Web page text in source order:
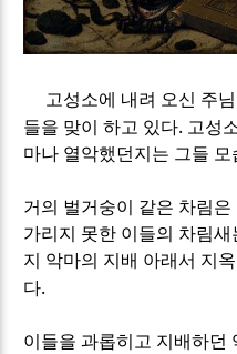
고성소에 내려 오신 주님
들을 맞이 하고 있다. 고성
마나 열악했던지는 그들
거의 벌거숭이 같은 차림
가리지 못한 이들의 차림
지 악마의 지배 아래서 지
다.
이들을 과롭히고 지배하던